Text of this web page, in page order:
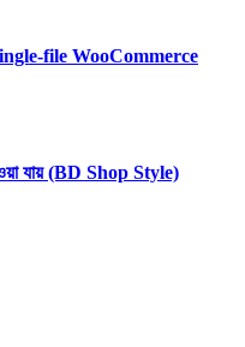
file WooCommerce
যায় (BD Shop Style)